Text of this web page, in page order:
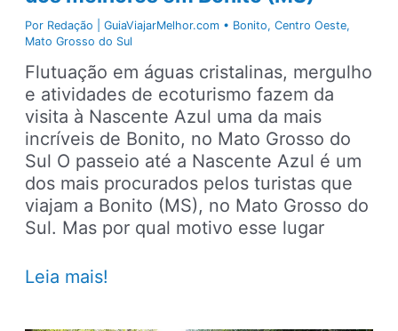
Por Redação | GuiaViajarMelhor.com • Bonito,Centro Oeste,
Mato Grosso do Sul
Flutuação em águas cristalinas, mergulho
e atividades de ecoturismo fazem da
visita à Nascente Azul uma da mais
incríveis de Bonito, no Mato Grosso do
Sul O passeio até a Nascente Azul é um
dos mais procurados pelos turistas que
viajam a Bonito (MS), no Mato Grosso do
Sul. Mas por qual motivo esse lugar
Passeio
Leia mais!